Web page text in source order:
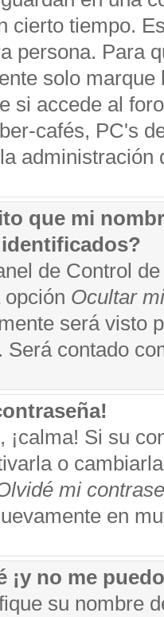
cierto tiempo.
persona. Para
solo
si accede al
cafés, PC's
administración
que mi
de Control
Ocultar
será visto
Será contado
¡calma! Si su
o
mi
en
¡y no me
su nombre